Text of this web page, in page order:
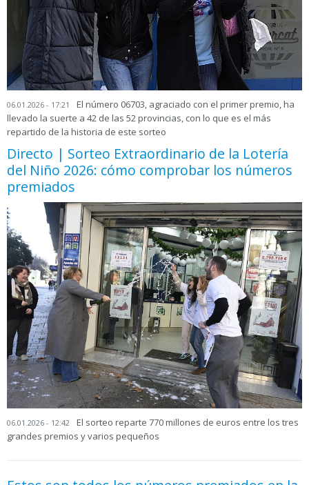
06.01.2026 - 17:21
El número 06703, agraciado con el primer premio, ha
llevado la suerte a 42 de las 52 provincias, con lo que es el más
repartido de la historia de este sorteo
Directo | Sorteo Extraordinario de la Lotería
del Niño 2026: cómo comprobar los números
premiados
06.01.2026 - 12:42
El sorteo reparte 770 millones de euros entre los tres
grandes premios y varios pequeños